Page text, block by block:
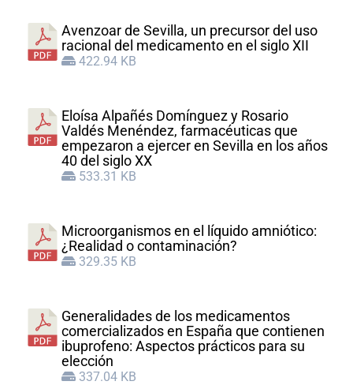
Avenzoar de Sevilla, un precursor del uso
racional del medicamento en el siglo XII
422.94 KB
Eloísa Alpañés Domínguez y Rosario
Valdés Menéndez, farmacéuticas que
empezaron a ejercer en Sevilla en los años
40 del siglo XX
533.31 KB
Microorganismos en el líquido amniótico:
¿Realidad o contaminación?
329.35 KB
Generalidades de los medicamentos
comercializados en España que contienen
ibuprofeno: Aspectos prácticos para su
elección
337.04 KB